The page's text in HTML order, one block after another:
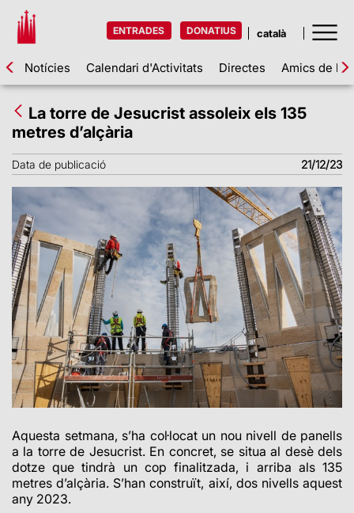
ENTRADES DONATIUS
Notícies Calendari d'Activitats Directes Amics de la
La torre de Jesucrist assoleix els 135
metres d’alçària
Data de publicació 21/12/23
Aquesta setmana, s’ha col·locat un nou nivell de panells
a la torre de Jesucrist. En concret, se situa al desè dels
dotze que tindrà un cop finalitzada, i arriba als 135
metres d’alçària. S’han construït, així, dos nivells aquest
any 2023.